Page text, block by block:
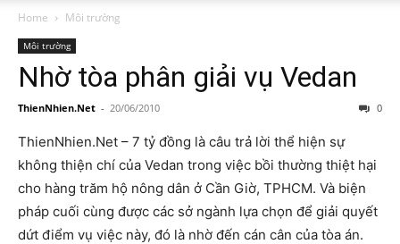
Home Môi trường
Môi trường
Nhờ tòa phân giải vụ Vedan
ThienNhien.Net - 20/06/2010 0
ThienNhien.Net – 7 tỷ đồng là câu trả lời thể hiện sự
không thiện chí của Vedan trong việc bồi thường thiệt hại
cho hàng trăm hộ nông dân ở Cần Giờ, TPHCM. Và biện
pháp cuối cùng được các sở ngành lựa chọn để giải quyết
dứt điểm vụ việc này, đó là nhờ đến cán cân của tòa án.